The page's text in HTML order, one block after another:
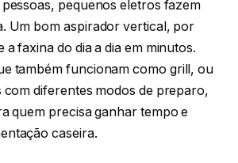
pequenos eletros fazem
Um bom aspirador vertical, por
faxina do dia a dia em minutos.
também funcionam como grill, ou
com diferentes modos de preparo,
quem precisa ganhar tempo e
caseira.